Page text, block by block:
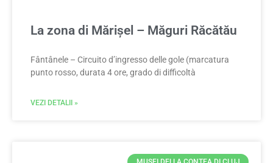
La zona di Mărișel – Măguri Răcătău
Fântânele – Circuito d’ingresso delle gole (marcatura
punto rosso, durata 4 ore, grado di difficoltà
VEZI DETALII »